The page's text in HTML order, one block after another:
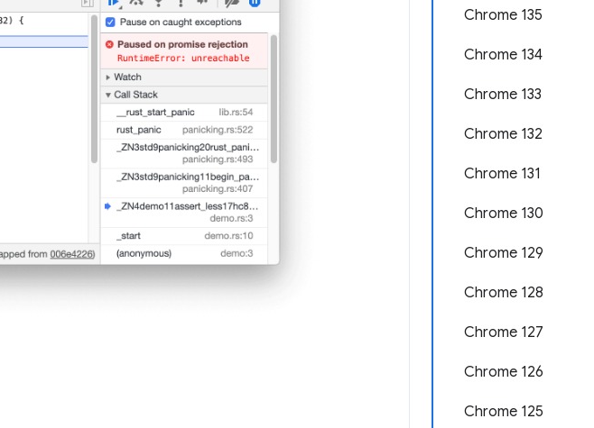
Chrome 135
Chrome 134
Chrome 133
Chrome 132
Chrome 131
Chrome 130
Chrome 129
Chrome 128
Chrome 127
Chrome 126
Chrome 125